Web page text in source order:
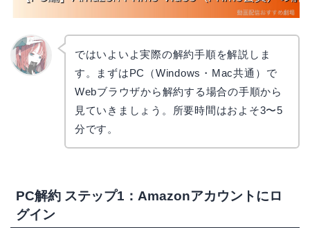
ではいよいよ実際の解約手順を解説しま
す。まずはPC（Windows・Mac共通）で
Webブラウザから解約する場合の手順から
見ていきましょう。所要時間はおよそ3〜5
分です。
PC解約 ステップ1：Amazonアカウントにロ
グイン